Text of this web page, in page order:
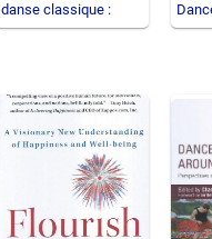
danse classique :
analyse des principes